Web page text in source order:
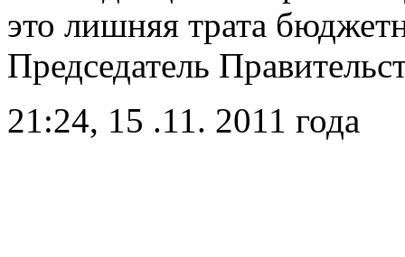
это лишняя трата
Председатель
21:24, 15 .11. 2011 года